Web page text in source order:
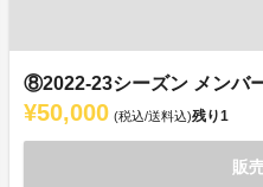
⑧2022-23シーズン メンバ
¥50,000 (税込/送料込)残り1
販